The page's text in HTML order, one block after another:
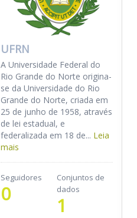
UFRN
A Universidade Federal do
Rio Grande do Norte origina-
se da Universidade do Rio
Grande do Norte, criada em
25 de junho de 1958, através
de lei estadual, e
federalizada em 18 de... Leia
mais
Seguidores
0
Conjuntos de
dados
1